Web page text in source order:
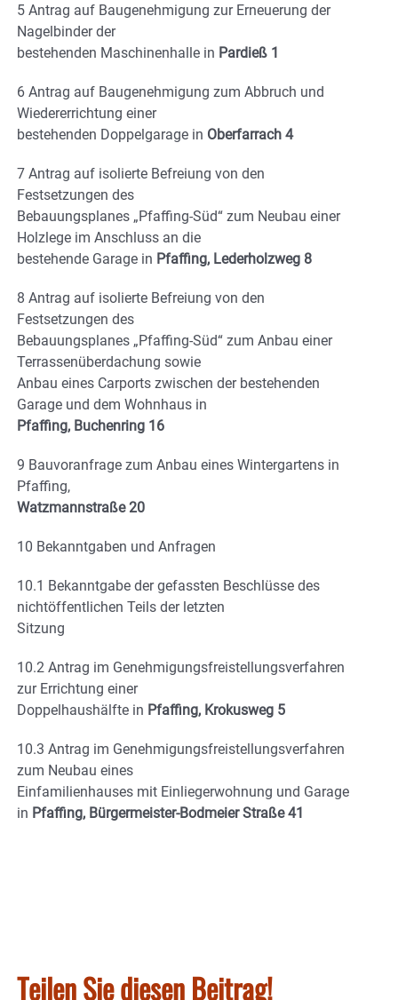
5 Antrag auf Baugenehmigung zur Erneuerung der
Nagelbinder der
bestehenden Maschinenhalle in Pardieß 1
6 Antrag auf Baugenehmigung zum Abbruch und
Wiedererrichtung einer
bestehenden Doppelgarage in Oberfarrach 4
7 Antrag auf isolierte Befreiung von den
Festsetzungen des
Bebauungsplanes „Pfaffing-Süd“ zum Neubau einer
Holzlege im Anschluss an die
bestehende Garage in Pfaffing, Lederholzweg 8
8 Antrag auf isolierte Befreiung von den
Festsetzungen des
Bebauungsplanes „Pfaffing-Süd“ zum Anbau einer
Terrassenüberdachung sowie
Anbau eines Carports zwischen der bestehenden
Garage und dem Wohnhaus in
Pfaffing, Buchenring 16
9 Bauvoranfrage zum Anbau eines Wintergartens in
Pfaffing,
Watzmannstraße 20
10 Bekanntgaben und Anfragen
10.1 Bekanntgabe der gefassten Beschlüsse des
nichtöffentlichen Teils der letzten
Sitzung
10.2 Antrag im Genehmigungsfreistellungsverfahren
zur Errichtung einer
Doppelhaushälfte in Pfaffing, Krokusweg 5
10.3 Antrag im Genehmigungsfreistellungsverfahren
zum Neubau eines
Einfamilienhauses mit Einliegerwohnung und Garage
in Pfaffing, Bürgermeister-Bodmeier Straße 41
Teilen Sie diesen Beitrag!